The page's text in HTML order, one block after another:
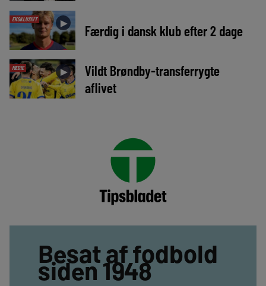
EKSKLUSIVT ► Færdig i dansk klub efter 2 dage
MEDIE ►
Vildt Brøndby-transferrygte
aflivet
Besat af fodbold
siden 1948